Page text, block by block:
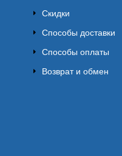
Скидки
Способы доставки
Способы оплаты
Возврат и обмен